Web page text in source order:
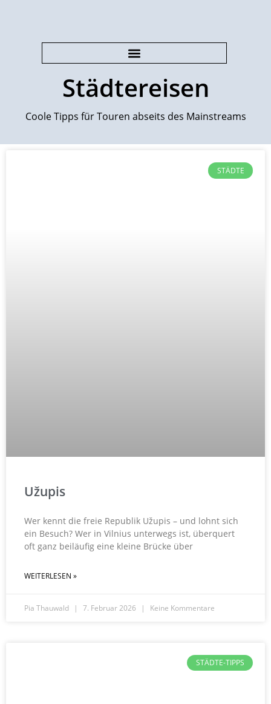
Städtereisen
Coole Tipps für Touren abseits des Mainstreams
STÄDTE
Užupis
Wer kennt die freie Republik Užupis – und lohnt sich
ein Besuch? Wer in Vilnius unterwegs ist, überquert
oft ganz beiläufig eine kleine Brücke über
WEITERLESEN »
Pia Thauwald 7. Februar 2026 Keine Kommentare
STÄDTE-TIPPS